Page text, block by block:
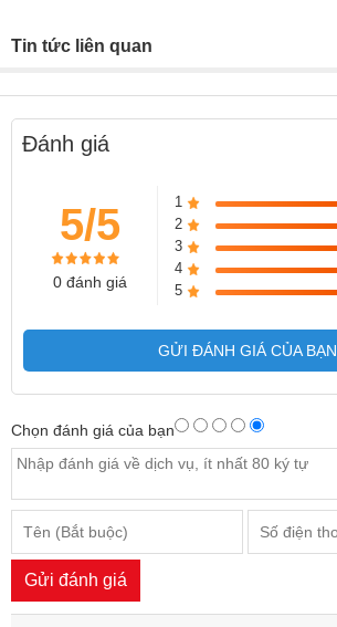
Tin tức liên quan
Đánh giá
5/5
0 đánh giá
1
2
3
4
5
GỬI ĐÁNH GIÁ CỦA BẠN
Chọn đánh giá của bạn
Gửi đánh giá